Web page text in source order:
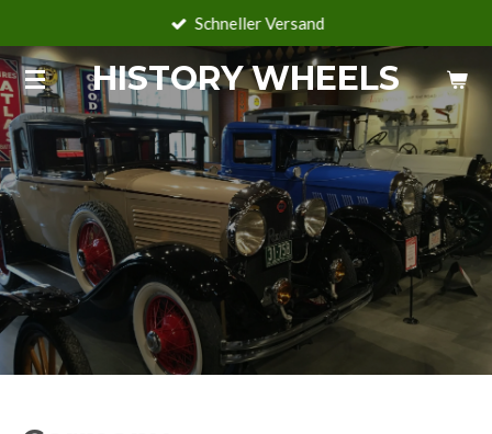
Hauptinhalt
springen
HISTORY WHEELS
Schneller Versand